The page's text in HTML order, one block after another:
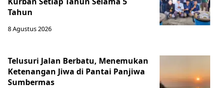
Tahun
8 Agustus 2026
Telusuri Jalan Berbatu, Menemukan
Ketenangan Jiwa di Pantai Panjiwa
Sumbermas